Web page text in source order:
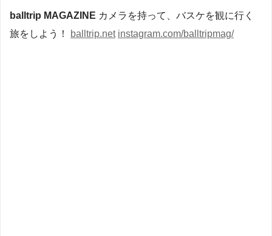
balltrip MAGAZINE カメラを持って、バスケを観に行く
旅をしよう！
balltrip.net instagram.com/balltripmag/